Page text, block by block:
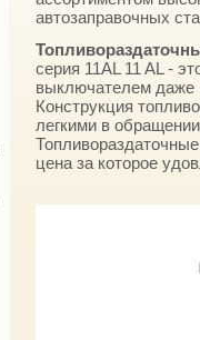
автозаправочных
серия 11AL 11 AL -
выключателем даже
Конструкция
легкими в
цена за которое